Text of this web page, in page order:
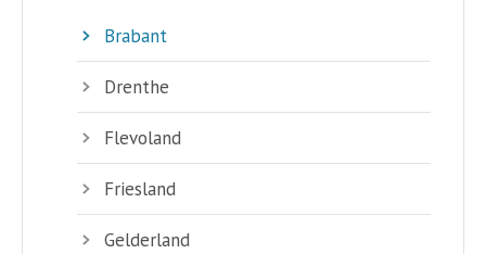
Brabant
Drenthe
Flevoland
Friesland
Gelderland